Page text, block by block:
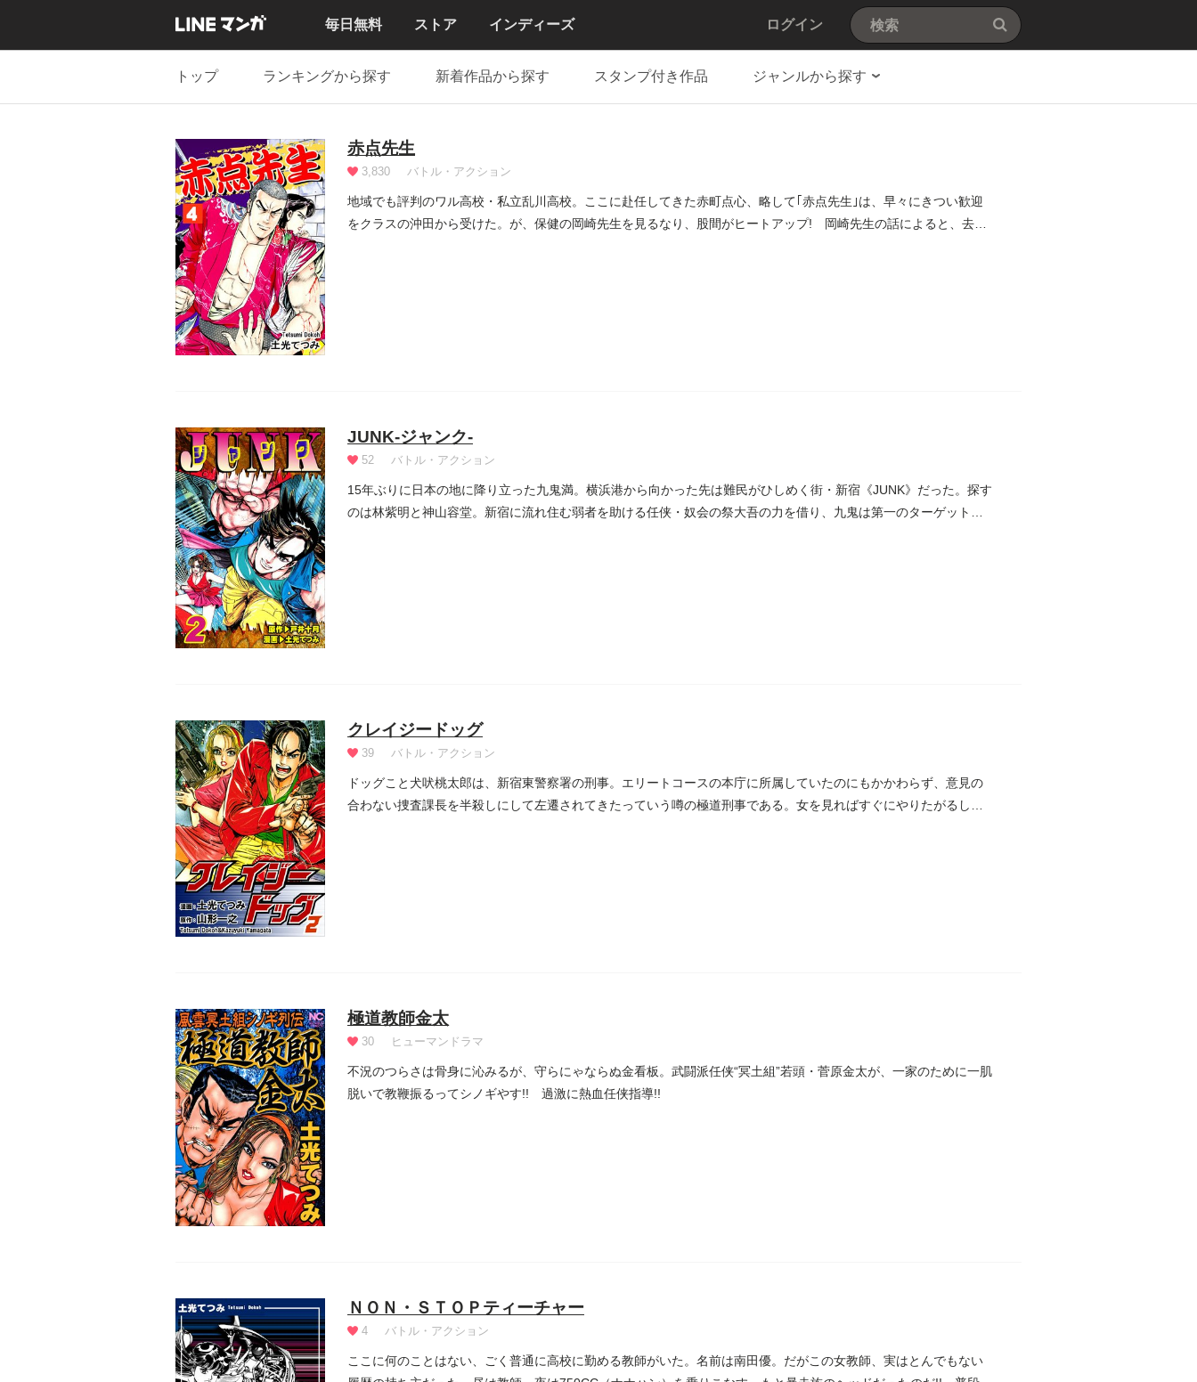
毎日無料 ストア インディーズ ログイン
トップ ランキングから探す 新着作品から探す スタンプ付き作品 ジャンルから探す
赤点先生
3,830 バトル・アクション
地域でも評判のワル高校・私立乱川高校。ここに赴任してきた赤町点心、略して｢赤点先生｣は、早々にきつい歓迎
をクラスの沖田から受けた。が、保健の岡崎先生を見るなり、股間がヒートアップ! 岡崎先生の話によると、去年
JUNK-ジャンク-
52 バトル・アクション
15年ぶりに日本の地に降り立った九鬼満。横浜港から向かった先は難民がひしめく街・新宿《JUNK》だった。探す
のは林紫明と神山容堂。新宿に流れ住む弱者を助ける任侠・奴会の祭大吾の力を借り、九鬼は第一のターゲット・
クレイジードッグ
39 バトル・アクション
ドッグこと犬吠桃太郎は、新宿東警察署の刑事。エリートコースの本庁に所属していたのにもかかわらず、意見の
合わない捜査課長を半殺しにして左遷されてきたっていう噂の極道刑事である。女を見ればすぐにやりたがるし、
極道教師金太
30 ヒューマンドラマ
不況のつらさは骨身に沁みるが、守らにゃならぬ金看板。武闘派任侠“冥土組”若頭・菅原金太が、一家のために一肌
脱いで教鞭振るってシノギやす!! 過激に熱血任侠指導!!
ＮＯＮ・ＳＴＯＰティーチャー
4 バトル・アクション
ここに何のことはない、ごく普通に高校に勤める教師がいた。名前は南田優。だがこの女教師、実はとんでもない